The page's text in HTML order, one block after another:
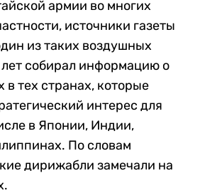
армии во многих
источники газеты
из таких воздушных
собирал информацию о
в тех странах, которые
интерес для
в Японии, Индии,
По словам
дирижабли замечали на